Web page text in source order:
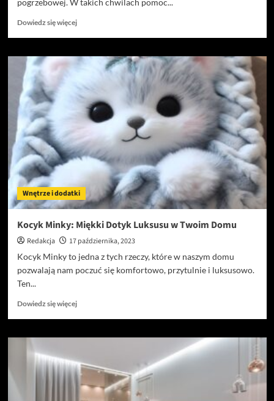
pogrzebowej. W takich chwilach pomoc...
Dowiedz się więcejDowiedz
o
Usługi
Warszawie
Okolicach
Wnętrze i dodatki
Kocyk Minky: Miękki Dotyk Luksusu w Twoim Domu
Redakcja
17 października, 2023
Kocyk Minky to jedna z tych rzeczy, które w naszym domu
pozwalają nam poczuć się komfortowo, przytulnie i luksusowo.
Ten...
Dowiedz się więcejDowiedz
o
Minky:
Miękki
Dotyk
Luksusu